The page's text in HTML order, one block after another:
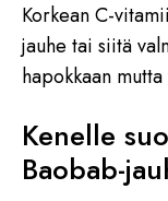
Korkean C-
jauhe tai siitä
hapokkaan
Kenelle
Baobab-